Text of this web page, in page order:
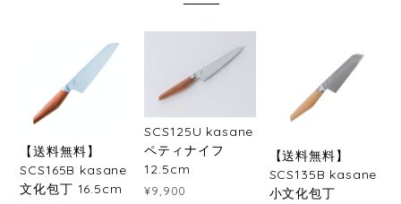
【送料無料】
SCS165B kasane
文化包丁 16.5cm
SCS125U kasane
ペティナイフ
12.5cm
¥9,900
【送料無料】
SCS135B kasane
小文化包丁